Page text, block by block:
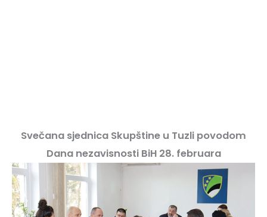
Svečana sjednica Skupštine u Tuzli povodom
Dana nezavisnosti BiH 28. februara